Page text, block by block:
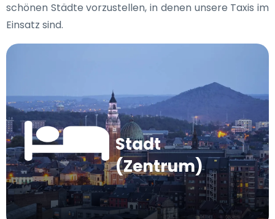
schönen Städte vorzustellen, in denen unsere Taxis im
Einsatz sind.
Stadt
(Zentrum)